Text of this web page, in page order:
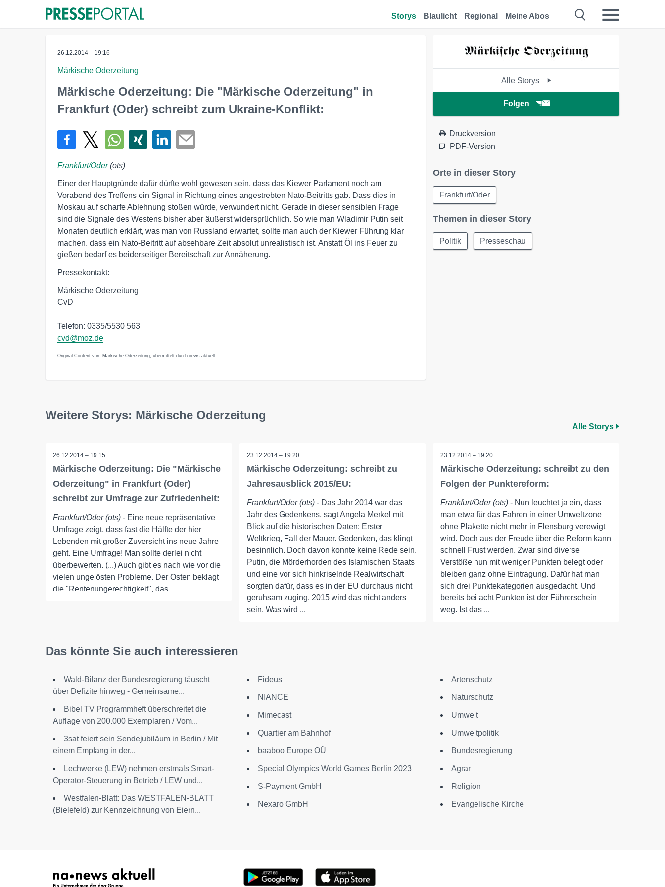
Storys Blaulicht Regional Meine Abos
26.12.2014 – 19:16
Märkische Oderzeitung
Märkische Oderzeitung: Die "Märkische Oderzeitung" in
Frankfurt (Oder) schreibt zum Ukraine-Konflikt:
Frankfurt/Oder(ots)
Einer der Hauptgründe dafür dürfte wohl gewesen sein, dass das Kiewer Parlament noch am
Vorabend des Treffens ein Signal in Richtung eines angestrebten Nato-Beitritts gab. Dass dies in
Moskau auf scharfe Ablehnung stoßen würde, verwundert nicht. Gerade in dieser sensiblen Frage
sind die Signale des Westens bisher aber äußerst widersprüchlich. So wie man Wladimir Putin seit
Monaten deutlich erklärt, was man von Russland erwartet, sollte man auch der Kiewer Führung klar
machen, dass ein Nato-Beitritt auf absehbare Zeit absolut unrealistisch ist. Anstatt Öl ins Feuer zu
gießen bedarf es beiderseitiger Bereitschaft zur Annäherung.
Pressekontakt:
Märkische Oderzeitung
CvD
Telefon: 0335/5530 563
cvd@moz.de
Original-Content von: Märkische Oderzeitung, übermittelt durch news aktuell
Alle Storys
Folgen
Druckversion
PDF-Version
Orte in dieser Story
Frankfurt/Oder
Themen in dieser Story
Politik Presseschau
Weitere Storys: Märkische Oderzeitung
Alle Storys
26.12.2014 – 19:15
Märkische Oderzeitung: Die "Märkische
Oderzeitung" in Frankfurt (Oder)
schreibt zur Umfrage zur Zufriedenheit:
Frankfurt/Oder (ots) - Eine neue repräsentative
Umfrage zeigt, dass fast die Hälfte der hier
Lebenden mit großer Zuversicht ins neue Jahre
geht. Eine Umfrage! Man sollte derlei nicht
überbewerten. (...) Auch gibt es nach wie vor die
vielen ungelösten Probleme. Der Osten beklagt
die "Rentenungerechtigkeit", das ...
23.12.2014 – 19:20
Märkische Oderzeitung: schreibt zu
Jahresausblick 2015/EU:
Frankfurt/Oder (ots)- Das Jahr 2014 war das
Jahr des Gedenkens, sagt Angela Merkel mit
Blick auf die historischen Daten: Erster
Weltkrieg, Fall der Mauer. Gedenken, das klingt
besinnlich. Doch davon konnte keine Rede sein.
Putin, die Mörderhorden des Islamischen Staats
und eine vor sich hinkriselnde Realwirtschaft
sorgten dafür, dass es in der EU durchaus nicht
geruhsam zuging. 2015 wird das nicht anders
sein. Was wird ...
23.12.2014 – 19:20
Märkische Oderzeitung: schreibt zu den
Folgen der Punktereform:
Frankfurt/Oder (ots) - Nun leuchtet ja ein, dass
man etwa für das Fahren in einer Umweltzone
ohne Plakette nicht mehr in Flensburg verewigt
wird. Doch aus der Freude über die Reform kann
schnell Frust werden. Zwar sind diverse
Verstöße nun mit weniger Punkten belegt oder
bleiben ganz ohne Eintragung. Dafür hat man
sich drei Punktekategorien ausgedacht. Und
bereits bei acht Punkten ist der Führerschein
weg. Ist das ...
Das könnte Sie auch interessieren
Wald-Bilanz der Bundesregierung täuscht
über Defizite hinweg - Gemeinsame...
Bibel TV Programmheft überschreitet die
Auflage von 200.000 Exemplaren / Vom...
3sat feiert sein Sendejubiläum in Berlin / Mit
einem Empfang in der...
Lechwerke (LEW) nehmen erstmals Smart-
Operator-Steuerung in Betrieb / LEW und...
Westfalen-Blatt: Das WESTFALEN-BLATT
(Bielefeld) zur Kennzeichnung von Eiern...
Fideus
NIANCE
Mimecast
Quartier am Bahnhof
baaboo Europe OÜ
Special Olympics World Games Berlin 2023
S-Payment GmbH
Nexaro GmbH
Artenschutz
Naturschutz
Umwelt
Umweltpolitik
Bundesregierung
Agrar
Religion
Evangelische Kirche